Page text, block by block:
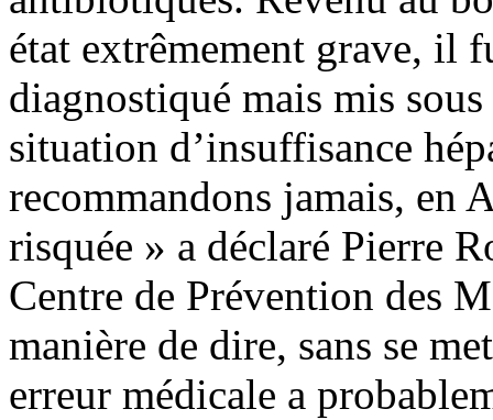
état extrêmement grave, il
diagnostiqué mais mis
situation d’insuffisance
recommandons jamais, en
risquée » a déclaré Pierre
Centre de Prévention des
manière de dire, sans se
erreur médicale a